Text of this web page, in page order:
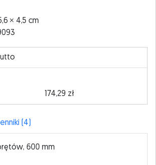
4,5 cm
174,29 zł
(4)
600 mm